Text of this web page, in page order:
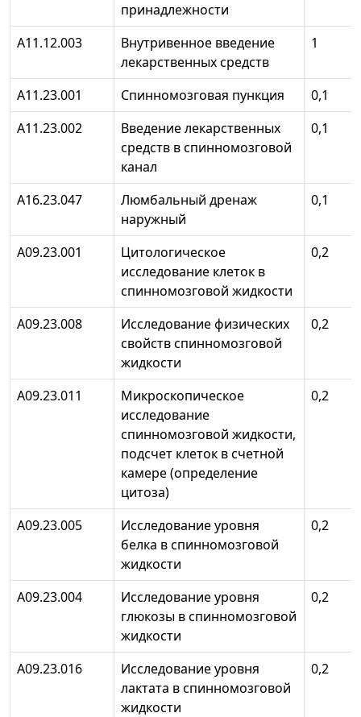
принадлежности
А11.12.003
Внутривенное введение
лекарственных средств
1
А11.23.001 Спинномозговая пункция
0,1
А11.23.002
Введение лекарственных
средств в спинномозговой
канал
0,1
А16.23.047
Люмбальный дренаж
наружный
0,1
А09.23.001
Цитологическое
исследование клеток в
спинномозговой жидкости
0,2
А09.23.008
Исследование физических
свойств спинномозговой
жидкости
0,2
А09.23.011
Микроскопическое
исследование
спинномозговой жидкости,
подсчет клеток в счетной
камере (определение
цитоза)
0,2
А09.23.005
Исследование уровня
белка в спинномозговой
жидкости
0,2
А09.23.004
Исследование уровня
глюкозы в спинномозговой
жидкости
0,2
А09.23.016
Исследование уровня
лактата в спинномозговой
жидкости
0,2